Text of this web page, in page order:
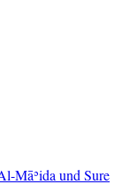
Māʾida und Sure